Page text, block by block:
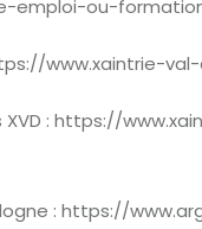
emploi-ou-
www.xaintrie-
: https://
: https://